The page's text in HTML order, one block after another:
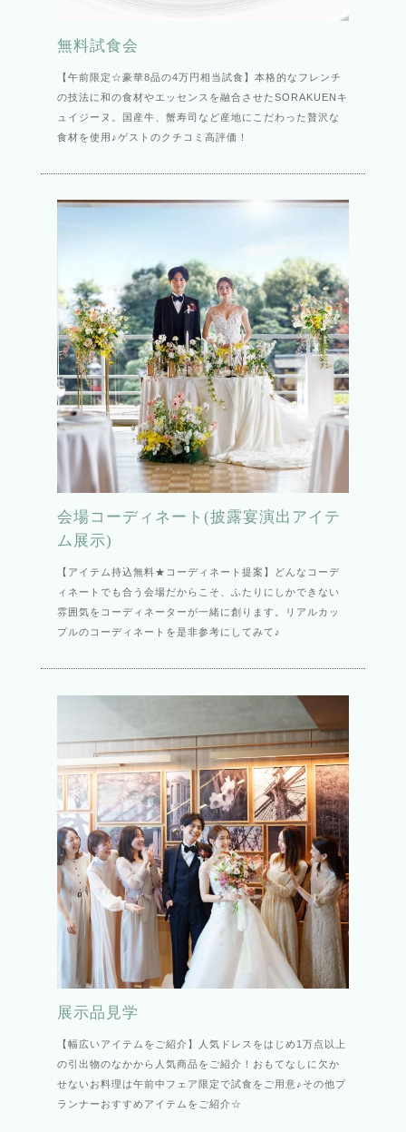
無料試食会
【午前限定☆豪華8品の4万円相当試食】本格的なフレンチ
の技法に和の食材やエッセンスを融合させたSORAKUENキ
ュイジーヌ。国産牛、蟹寿司など産地にこだわった贅沢な
食材を使用♪ゲストのクチコミ高評価！
会場コーディネート(披露宴演出アイテ
ム展示)
【アイテム持込無料★コーディネート提案】どんなコーデ
ィネートでも合う会場だからこそ、ふたりにしかできない
雰囲気をコーディネーターが一緒に創ります。リアルカッ
プルのコーディネートを是非参考にしてみて♪
展示品見学
【幅広いアイテムをご紹介】人気ドレスをはじめ1万点以上
の引出物のなかから人気商品をご紹介！おもてなしに欠か
せないお料理は午前中フェア限定で試食をご用意♪その他プ
ランナーおすすめアイテムをご紹介☆